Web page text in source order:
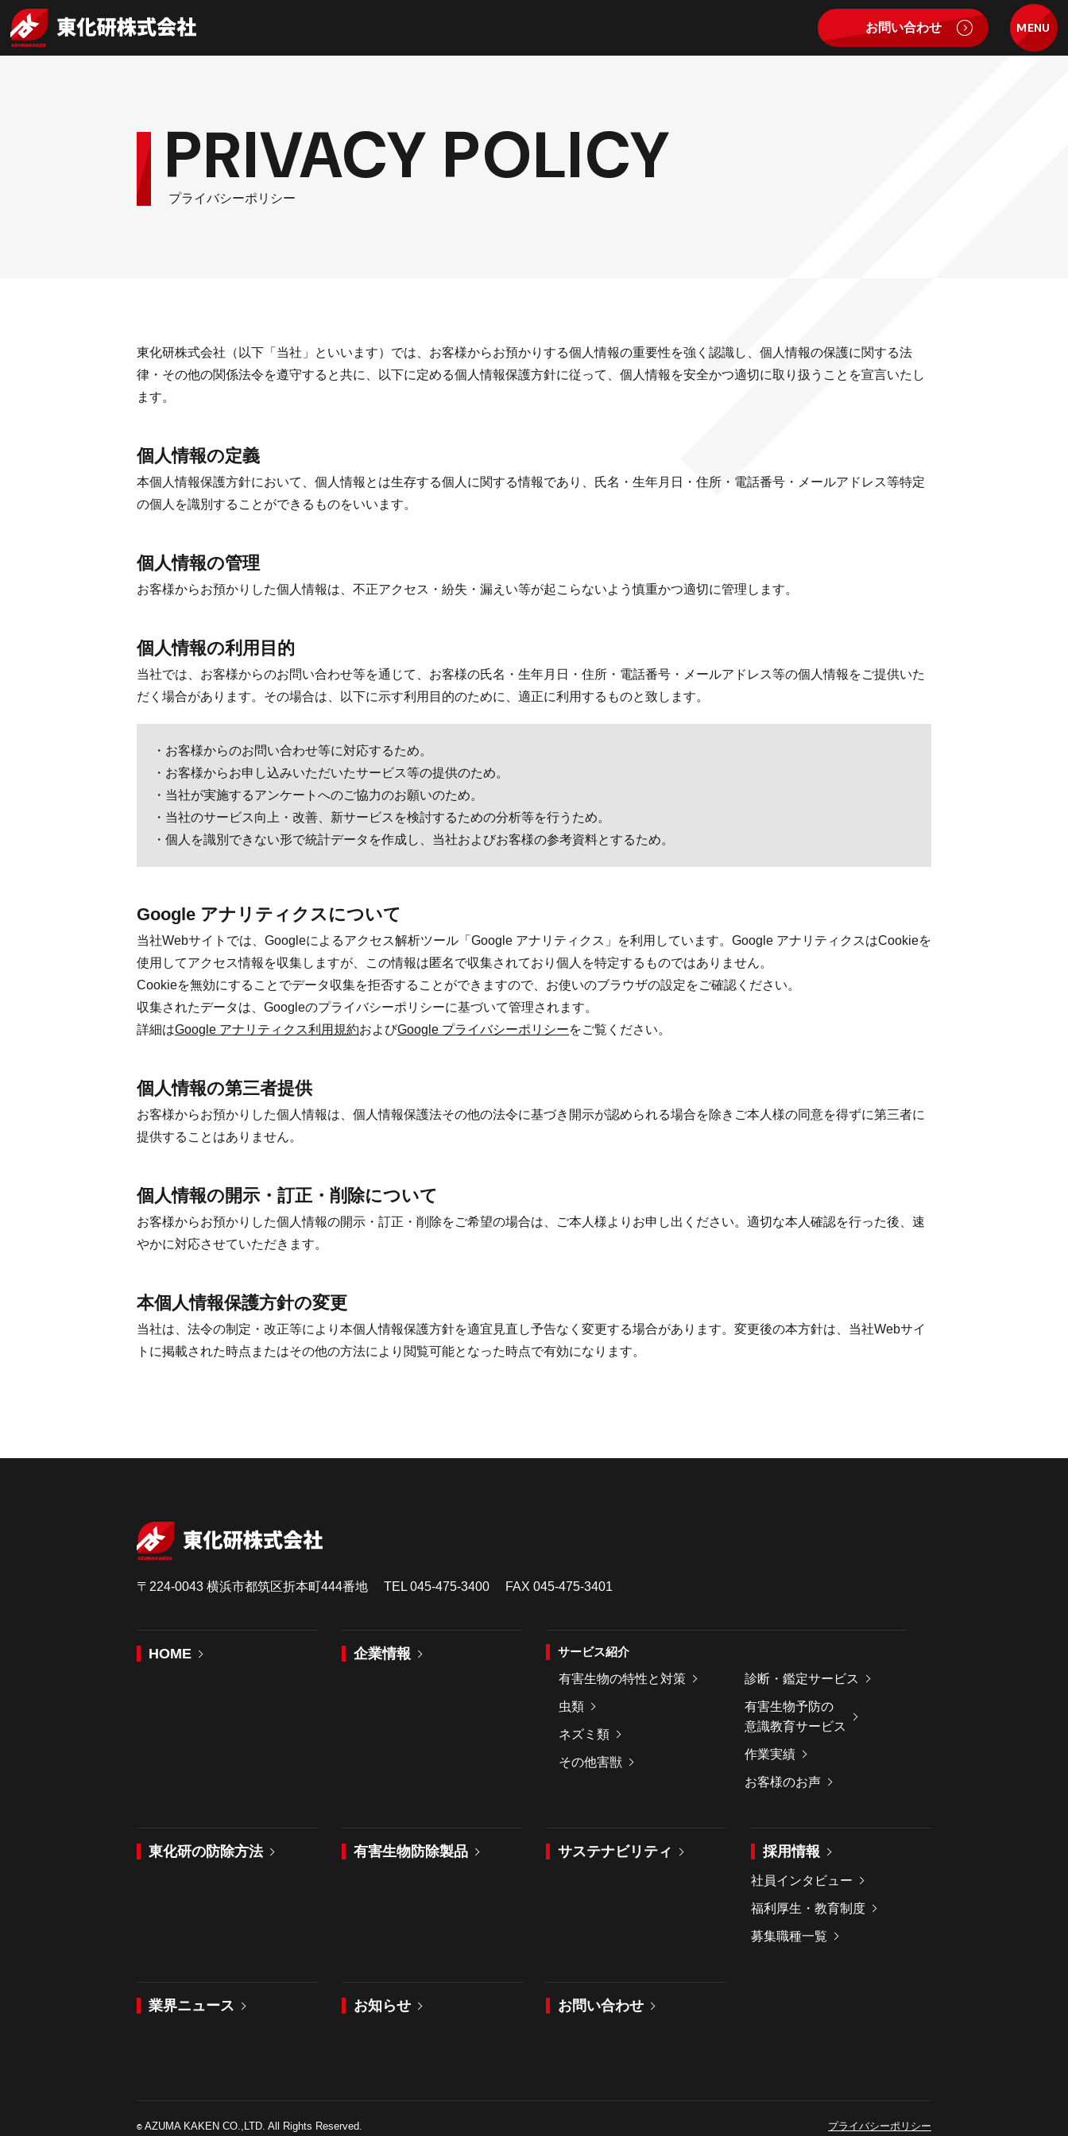
お問い合わせ MENU
PRIVACY POLICY
プライバシーポリシー
東化研株式会社（以下「当社」といいます）では、お客様からお預かりする個人情報の重要性を強く認識し、個人情報の保護に関する法
律・その他の関係法令を遵守すると共に、以下に定める個人情報保護方針に従って、個人情報を安全かつ適切に取り扱うことを宣言いたし
ます。
個人情報の定義
本個人情報保護方針において、個人情報とは生存する個人に関する情報であり、氏名・生年月日・住所・電話番号・メールアドレス等特定
の個人を識別することができるものをいいます。
個人情報の管理
お客様からお預かりした個人情報は、不正アクセス・紛失・漏えい等が起こらないよう慎重かつ適切に管理します。
個人情報の利用目的
当社では、お客様からのお問い合わせ等を通じて、お客様の氏名・生年月日・住所・電話番号・メールアドレス等の個人情報をご提供いた
だく場合があります。その場合は、以下に示す利用目的のために、適正に利用するものと致します。
お客様からのお問い合わせ等に対応するため。
お客様からお申し込みいただいたサービス等の提供のため。
当社が実施するアンケートへのご協力のお願いのため。
当社のサービス向上・改善、新サービスを検討するための分析等を行うため。
個人を識別できない形で統計データを作成し、当社およびお客様の参考資料とするため。
Google アナリティクスについて
当社Webサイトでは、Googleによるアクセス解析ツール「Google アナリティクス」を利用しています。Google アナリティクスはCookieを
使用してアクセス情報を収集しますが、この情報は匿名で収集されており個人を特定するものではありません。
Cookieを無効にすることでデータ収集を拒否することができますので、お使いのブラウザの設定をご確認ください。
収集されたデータは、Googleのプライバシーポリシーに基づいて管理されます。
詳細はGoogle アナリティクス利用規約およびGoogle プライバシーポリシーをご覧ください。
個人情報の第三者提供
お客様からお預かりした個人情報は、個人情報保護法その他の法令に基づき開示が認められる場合を除きご本人様の同意を得ずに第三者に
提供することはありません。
個人情報の開示・訂正・削除について
お客様からお預かりした個人情報の開示・訂正・削除をご希望の場合は、ご本人様よりお申し出ください。適切な本人確認を行った後、速
やかに対応させていただきます。
本個人情報保護方針の変更
当社は、法令の制定・改正等により本個人情報保護方針を適宜見直し予告なく変更する場合があります。変更後の本方針は、当社Webサイ
トに掲載された時点またはその他の方法により閲覧可能となった時点で有効になります。
〒224-0043 横浜市都筑区折本町444番地 TEL 045-475-3400 FAX 045-475-3401
HOME 企業情報
サービス紹介
有害生物の特性と対策
虫類
ネズミ類
その他害獣
診断・鑑定サービス
有害生物予防の
意識教育サービス
作業実績
お客様のお声
東化研の防除方法 有害生物防除製品 サステナビリティ 採用情報
社員インタビュー
福利厚生・教育制度
募集職種一覧
業界ニュース お知らせ お問い合わせ
© AZUMA KAKEN CO.,LTD. All Rights Reserved. プライバシーポリシー